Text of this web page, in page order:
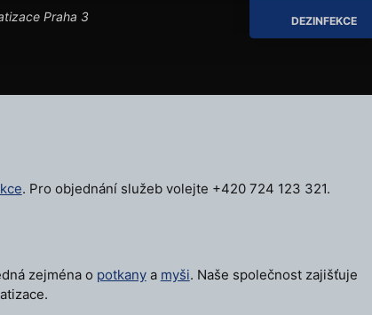
Praha 3 DEZINFEKCE
. Pro objednání služeb volejte +420 724 123 321.
zejména o potkanya myši. Naše společnost zajišťuje